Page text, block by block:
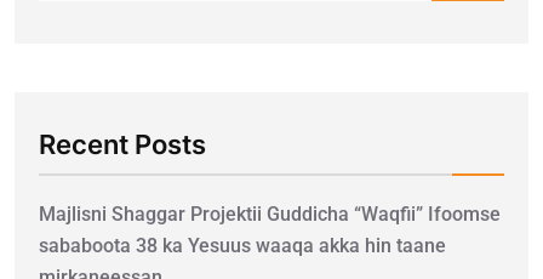
Recent Posts
Majlisni Shaggar Projektii Guddicha “Waqfii” Ifoomse
sababoota 38 ka Yesuus waaqa akka hin taane